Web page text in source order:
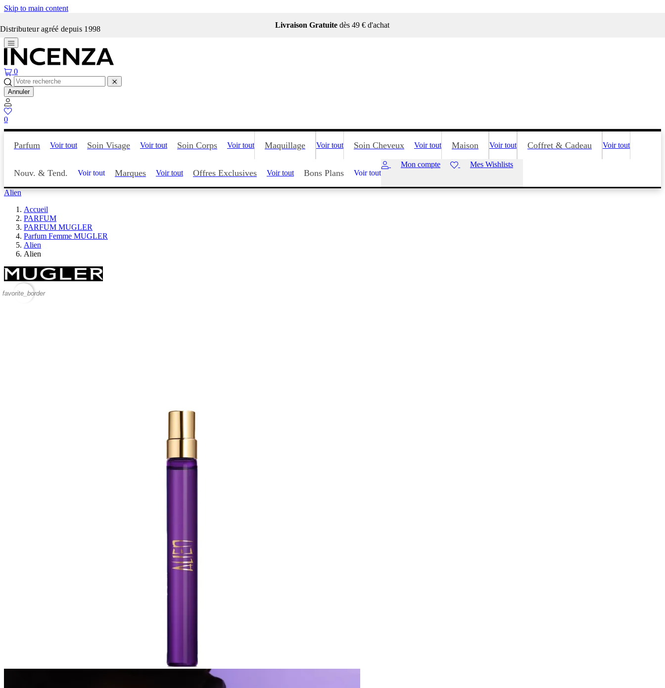
Skip to main content
Distributeur agréé depuis 1998Incenza fait peau neuve Livraison Gratuitedès 49 € d'achat
0
Annuler
0
Parfum Voir tout Soin Visage Voir tout Soin Corps Voir tout Maquillage Voir tout Soin Cheveux Voir tout Maison Voir tout Coffret & Cadeau Voir tout
Nouv. & Tend. Voir tout Marques Voir tout Offres Exclusives Voir tout Bons Plans Voir tout
Mon compte Mes Wishlists
Alien
Accueil
PARFUM
PARFUM MUGLER
Parfum Femme MUGLER
Alien
Alien
favorite_border